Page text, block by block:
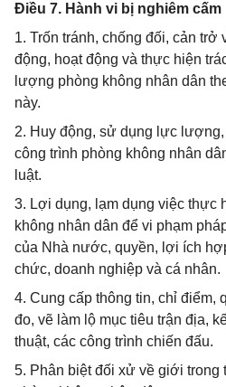
Điều 7. Hành vi bị nghiêm cấm
1. Trốn tránh, chống đối, cản trở
động, hoạt động và thực hiện
lượng phòng không nhân dân
này.
2. Huy động, sử dụng lực
công trình phòng không nhân
luật.
3. Lợi dụng, lạm dụng việc thực
không nhân dân để vi phạm
của Nhà nước, quyền, lợi ích
chức, doanh nghiệp và cá nhân.
4. Cung cấp thông tin, chỉ điểm,
đo, vẽ làm lộ mục tiêu trận địa,
thuật, các công trình chiến đấu.
5. Phân biệt đối xử về giới trong